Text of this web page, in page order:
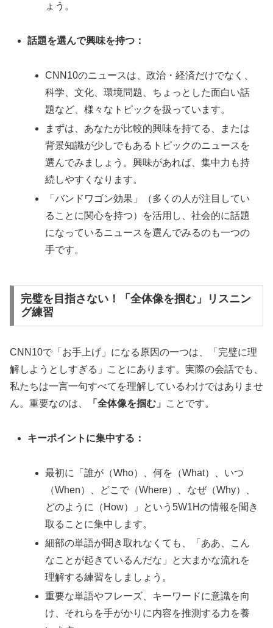
ょう。
話題を選んで興味を持つ：
CNN10のニュースは、政治・経済だけでなく、
科学、文化、環境問題、ちょっとした面白い話
題など、様々なトピックを扱っています。
まずは、あなたが比較的興味を持てる、または
背景知識が少しでもあるトピックのニュースを
選んでみましょう。興味があれば、集中力も持
続しやすくなります。
「バンドワゴン効果」（多くの人が注目してい
ることに関心を持つ）を活用し、社会的に話題
になっているニュースを選んでみるのも一つの
手です。
完璧を目指さない！「全体像を掴む」リスニン
グ練習
CNN10で「お手上げ」になる原因の一つは、「完璧に理
解しようとしすぎる」ことにあります。実際の会話でも、
私たちは一言一句すべてを理解しているわけではありませ
ん。重要なのは、
「全体像を掴む」 ことです。
キーポイントに集中する：
最初に「誰が（Who）、何を（What）、いつ
（When）、どこで（Where）、なぜ（Why）、
どのように（How）」という5W1Hの情報を聞き
取ることに集中します。
細部の単語が聞き取れなくても、「ああ、こん
なことが起きているんだな」と大まかな流れを
理解する練習をしましょう。
重要な単語やフレーズ、キーワードに意識を向
け、それらを手がかりに内容を推測する力を養